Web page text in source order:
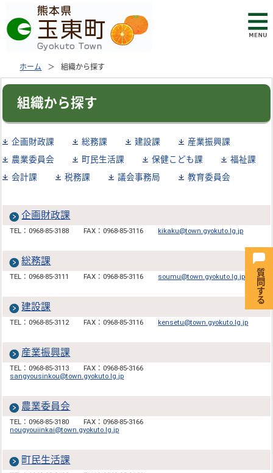
ホーム 組織から探す
組織から探す
企画財政課 総務課 建設課
産業振興課
農業委員会
町民生活課 保健こども課
福祉課
会計課
税務課 議会事務局 教育委員会
企画財政課
TEL：0968-85-3188 FAX：0968-85-3116 kikaku@town.gyokuto.lg.jp
総務課
TEL：0968-85-3111 FAX：0968-85-3116 soumu@town.gyokuto.lg.jp
建設課
TEL：0968-85-3112 FAX：0968-85-3116 kensetu@town.gyokuto.lg.jp
産業振興課
TEL：0968-85-3113
FAX：0968-85-3166
sangyousinkou@town.gyokuto.lg.jp
農業委員会
TEL：0968-85-3180
FAX：0968-85-3166
nougyouiinkai@town.gyokuto.lg.jp
町民生活課